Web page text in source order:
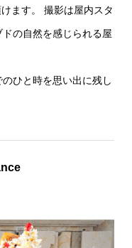
ます。 撮影は屋内スタ
の自然を感じられる屋
ひと時を思い出に残し